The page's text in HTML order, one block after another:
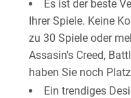
Es ist der beste
Ihrer Spiele. Keine
zu 30 Spiele oder
Assasin's Creed,
haben Sie noch
Ein trendiges